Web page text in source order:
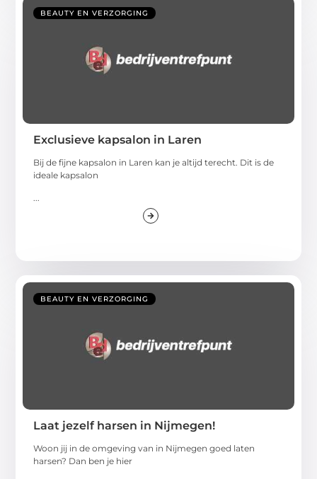
BEAUTY EN VERZORGING
Exclusieve kapsalon in Laren
Bij de fijne kapsalon in Laren kan je altijd terecht. Dit is de
ideale kapsalon
...
BEAUTY EN VERZORGING
Laat jezelf harsen in Nijmegen!
Woon jij in de omgeving van in Nijmegen goed laten
harsen? Dan ben je hier